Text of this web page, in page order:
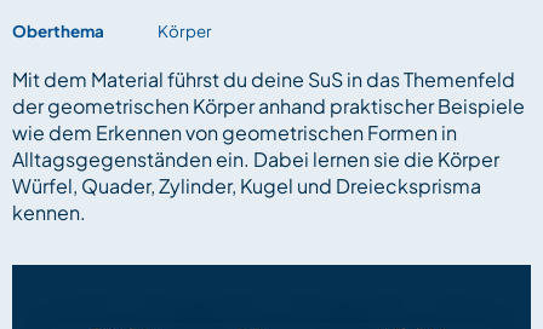
Oberthema Körper
Mit dem Material führst du deine SuS in das Themenfeld
der geometrischen Körper anhand praktischer Beispiele
wie dem Erkennen von geometrischen Formen in
Alltagsgegenständen ein. Dabei lernen sie die Körper
Würfel, Quader, Zylinder, Kugel und Dreiecksprisma
kennen.